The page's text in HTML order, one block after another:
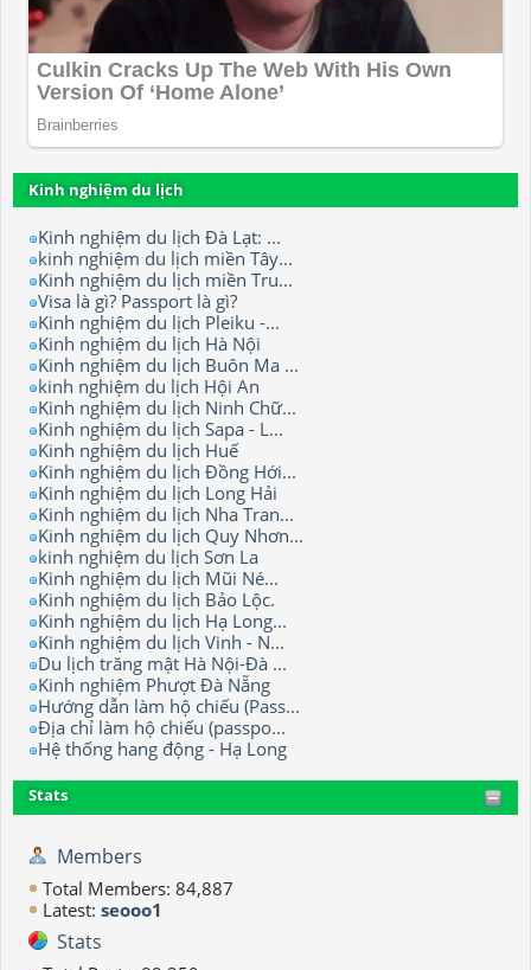
Kinh nghiệm du lịch
Kinh nghiệm du lịch Đà Lạt: ...
kinh nghiệm du lịch miền Tây...
Kinh nghiệm du lịch miền Tru...
Visa là gì? Passport là gì?
Kinh nghiệm du lịch Pleiku -...
Kinh nghiệm du lịch Hà Nội
Kinh nghiệm du lịch Buôn Ma ...
kinh nghiệm du lịch Hội An
Kinh nghiệm du lịch Ninh Chữ...
Kinh nghiệm du lịch Sapa - L...
Kinh nghiệm du lịch Huế
Kinh nghiệm du lịch Đồng Hới...
Kinh nghiệm du lịch Long Hải
Kinh nghiệm du lịch Nha Tran...
Kinh nghiệm du lịch Quy Nhơn...
kinh nghiệm du lịch Sơn La
Kinh nghiệm du lịch Mũi Né...
Kinh nghiệm du lịch Bảo Lộc.
Kinh nghiệm du lịch Hạ Long...
Kinh nghiệm du lịch Vinh - N...
Du lịch trăng mật Hà Nội-Đà ...
Kinh nghiệm Phượt Đà Nẵng
Hướng dẫn làm hộ chiếu (Pass...
Địa chỉ làm hộ chiếu (passpo...
Hệ thống hang động - Hạ Long
Stats
Members
Total Members: 84,887
Latest: seooo1
Stats